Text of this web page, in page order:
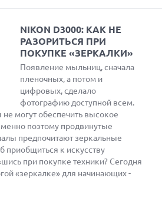
NIKON D3000: КАК НЕ
РАЗОРИТЬСЯ ПРИ
ПОКУПКЕ «ЗЕРКАЛКИ»
Появление мыльниц, сначала
пленочных, а потом и
цифровых, сделало
фотографию доступной всем.
могут обеспечить высокое
поэтому продвинутые
предпочитают зеркальные
приобщиться к искусству
при покупке техники? Сегодня
«зеркалке» для начинающих -